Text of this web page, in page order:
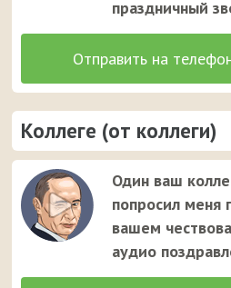
праздничный
Коллеге (от коллеги)
Один ваш
попросил меня
вашем
аудио